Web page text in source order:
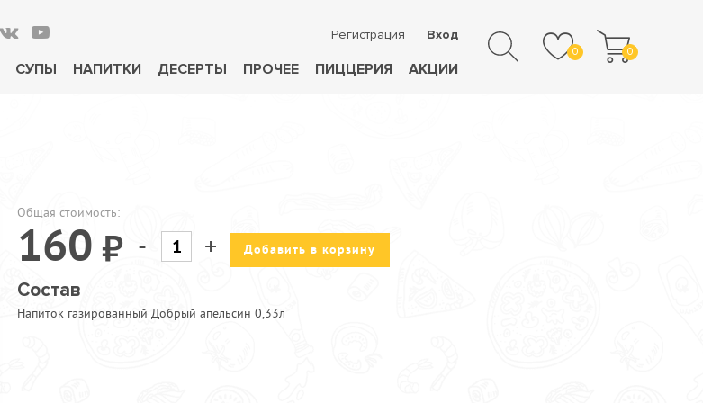
0 0
СУПЫ НАПИТКИ ДЕСЕРТЫ ПРОЧЕЕ ПИЦЦЕРИЯ АКЦИИ
Регистрация Вход
Общая стоимость:
160 - + Добавить в корзину
Состав
Напиток газированный Добрый апельсин 0,33л